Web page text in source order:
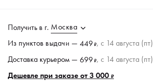
Получить в г. Москва
Из пунктов выдачи — 449₽, c 14 августа (пт)
Доставка курьером — 699₽, c 14 августа (пт)
Дешевле при заказе от 3 000 ₽